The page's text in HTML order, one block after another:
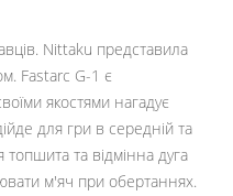
Nittaku представила
Fastarc G-1 є
якостями нагадує
для гри в середній та
та відмінна дуга
м'яч при обертаннях.